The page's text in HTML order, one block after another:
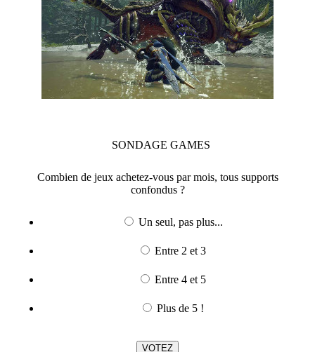
SONDAGE GAMES
Combien de jeux achetez-vous par mois, tous supports
confondus ?
Un seul, pas plus...
Entre 2 et 3
Entre 4 et 5
Plus de 5 !